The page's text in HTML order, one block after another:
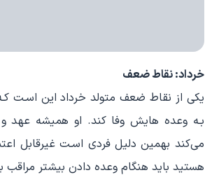
خرداد: نقاط ضعف
یکی از نقاط ضعف متولد خرداد این اسـت
بـه وعده هایش وفا کند. او همیشه عهد
می‌کند بهمین دلیل فردی اسـت غیرقابل
هستید باید هنگام وعده دادن بیشتر مراقب